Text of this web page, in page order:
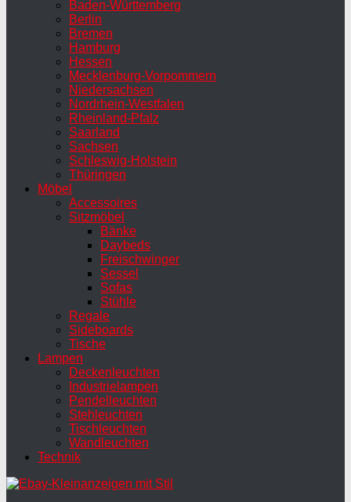
Baden-Württemberg
Berlin
Bremen
Hamburg
Hessen
Mecklenburg-Vorpommern
Niedersachsen
Nordrhein-Westfalen
Rheinland-Pfalz
Saarland
Sachsen
Schleswig-Holstein
Thüringen
Möbel
Accessoires
Sitzmöbel
Bänke
Daybeds
Freischwinger
Sessel
Sofas
Stühle
Regale
Sideboards
Tische
Lampen
Deckenleuchten
Industrielampen
Pendelleuchten
Stehleuchten
Tischleuchten
Wandleuchten
Technik